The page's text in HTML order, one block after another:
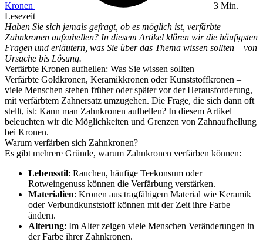
Kronen
3 Min.
Lesezeit
Haben Sie sich jemals gefragt, ob es möglich ist, verfärbte
Zahnkronen aufzuhellen? In diesem Artikel klären wir die häufigsten
Fragen und erläutern, was Sie über das Thema wissen sollten – von
Ursache bis Lösung.
Verfärbte Kronen aufhellen: Was Sie wissen sollten
Verfärbte Goldkronen, Keramikkronen oder Kunststoffkronen –
viele Menschen stehen früher oder später vor der Herausforderung,
mit verfärbtem Zahnersatz umzugehen. Die Frage, die sich dann oft
stellt, ist: Kann man Zahnkronen aufhellen? In diesem Artikel
beleuchten wir die Möglichkeiten und Grenzen von Zahnaufhellung
bei Kronen.
Warum verfärben sich Zahnkronen?
Es gibt mehrere Gründe, warum Zahnkronen verfärben können:
Lebensstil: Rauchen, häufige Teekonsum oder
Rotweingenuss können die Verfärbung verstärken.
Materialien: Kronen aus tragfähigem Material wie Keramik
oder Verbundkunststoff können mit der Zeit ihre Farbe
ändern.
Alterung: Im Alter zeigen viele Menschen Veränderungen in
der Farbe ihrer Zahnkronen.